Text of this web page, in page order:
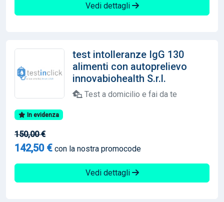
Vedi dettagli
test intolleranze IgG 130
alimenti con autoprelievo
innovabiohealth S.r.l.
Test a domicilio e fai da te
In evidenza
150,00 €
142,50 € con la nostra promocode
Vedi dettagli